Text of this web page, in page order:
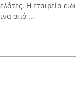
Η εταιρεία
από ...